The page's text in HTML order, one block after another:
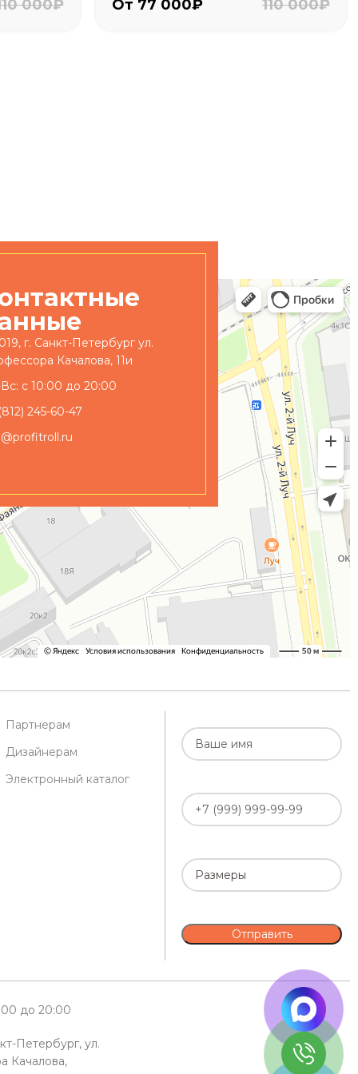
000₽ От 77 000₽ 110 000₽
г. Санкт-Петербург ул.
Качалова, 11и
с 10:00 до 20:00
245-60-47
Партнерам
Дизайнерам
Электронный каталог
до 20:00
Петербург, ул.
Качалова,